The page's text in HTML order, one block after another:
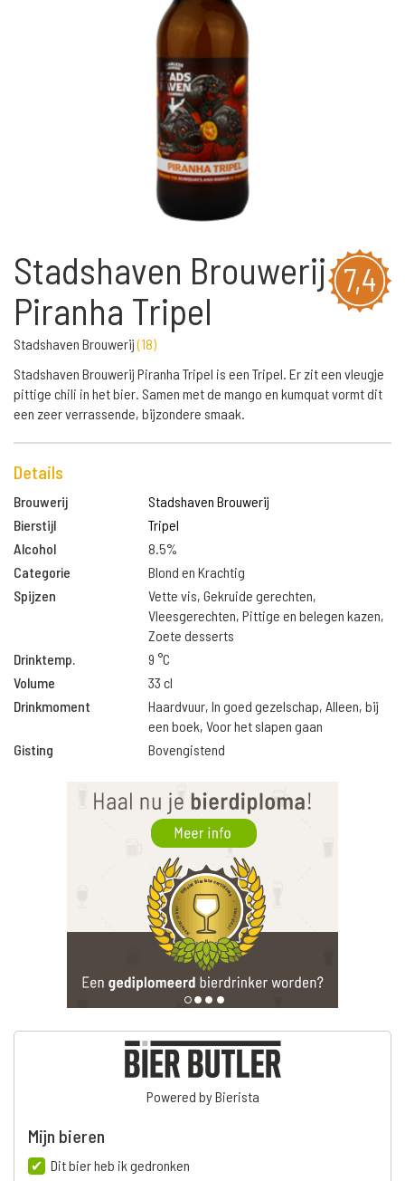
7,4
Stadshaven Brouwerij
Piranha Tripel
Stadshaven Brouwerij(18)
Stadshaven Brouwerij Piranha Tripel is een Tripel. Er zit een vleugje
pittige chili in het bier. Samen met de mango en kumquat vormt dit
een zeer verrassende, bijzondere smaak.
Details
Brouwerij
Stadshaven Brouwerij
Bierstijl
Tripel
Alcohol
8.5%
Categorie
Blond en Krachtig
Spijzen
Vette vis, Gekruide gerechten,
Vleesgerechten, Pittige en belegen kazen,
Zoete desserts
Drinktemp.
9 °C
Volume
33 cl
Drinkmoment
Haardvuur, In goed gezelschap, Alleen, bij
een boek, Voor het slapen gaan
Gisting
Bovengistend
Powered by Bierista
Mijn bieren
Dit bier heb ik gedronken